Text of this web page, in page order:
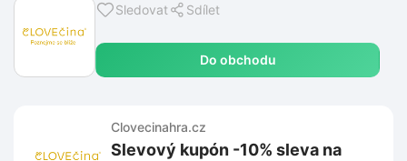
Sledovat Sdílet
Do obchodu
Clovecinahra.cz
Slevový kupón -10% sleva na